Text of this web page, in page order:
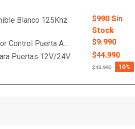
Blanco 125Khz
$990 Sin
Stock
Control Puerta A...
$9.990
Puertas 12V/24V $44.990
$49.990 10%